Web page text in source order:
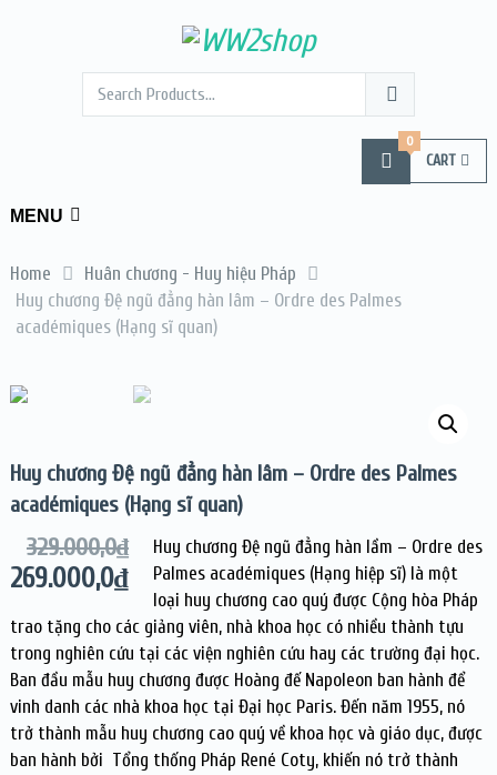
CART
0
MENU
Home
Huân chương - Huy hiệu Pháp
Huy chương Đệ ngũ đẳng hàn lâm – Ordre des Palmes
académiques (Hạng sĩ quan)
Huy chương Đệ ngũ đẳng hàn lâm – Ordre des Palmes
académiques (Hạng sĩ quan)
329.000,0₫
269.000,0₫
Huy chương Đệ ngũ đẳng hàn lầm – Ordre des
Palmes académiques (Hạng hiệp sĩ) là một
loại huy chương cao quý được Cộng hòa Pháp
trao tặng cho các giảng viên, nhà khoa học có nhiều thành tựu
trong nghiên cứu tại các viện nghiên cứu hay các trường đại học.
Ban đầu mẫu huy chương được Hoàng đế Napoleon ban hành để
vinh danh các nhà khoa học tại Đại học Paris. Đến năm 1955, nó
trở thành mẫu huy chương cao quý về khoa học và giáo dục, được
ban hành bởi Tổng thống Pháp René Coty, khiến nó trở thành